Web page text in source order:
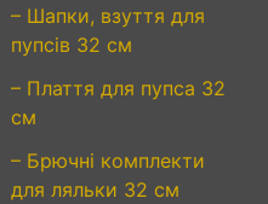
– Шапки, взуття для
пупсів 32 см
– Плаття для пупса 32
см
– Брючні комплекти
для ляльки 32 см